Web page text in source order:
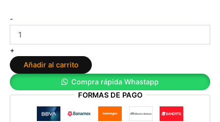
-
Love:
Éxito
en
el
amor
Emma
cantidad
+
Añadir al carrito
Compra rápida Whastapp
FORMAS DE PAGO